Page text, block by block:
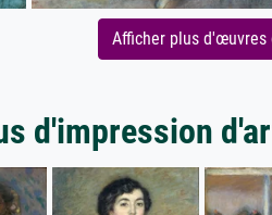
Afficher plus
d'impression